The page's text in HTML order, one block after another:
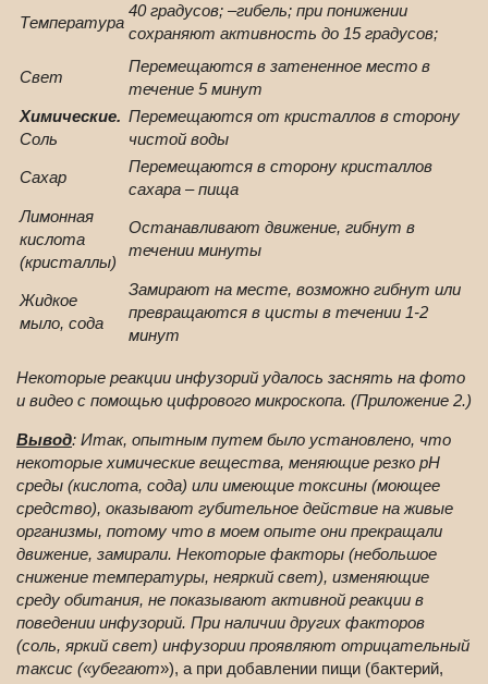
Температура
40 градусов; –гибель; при понижении
сохраняют активность до 15 градусов;
Свет
Перемещаются в затененное место в
течение 5 минут
Химические.
Соль
Перемещаются от кристаллов в сторону
чистой воды
Сахар
Перемещаются в сторону кристаллов
сахара – пища
Лимонная
кислота
(кристаллы)
Останавливают движение, гибнут в
течении минуты
Жидкое
мыло, сода
Замирают на месте, возможно гибнут или
превращаются в цисты в течении 1-2
минут
Некоторые реакции инфузорий удалось заснять на фото
и видео с помощью цифрового микроскопа. (Приложение 2.)
Вывод: Итак, опытным путем было установлено, что
некоторые химические вещества, меняющие резко рН
среды (кислота, сода) или имеющие токсины (моющее
средство), оказывают губительное действие на живые
организмы, потому что в моем опыте они прекращали
движение, замирали. Некоторые факторы (небольшое
снижение температуры, неяркий свет), изменяющие
среду обитания, не показывают активной реакции в
поведении инфузорий. При наличии других факторов
(соль, яркий свет) инфузории проявляют отрицательный
таксис («убегают»), а при добавлении пищи (бактерий,